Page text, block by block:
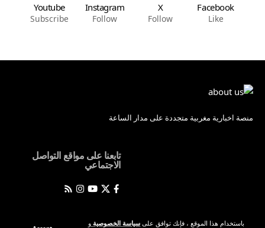
باستخدام هذا الموقع ، فإنك توافق على سياسة الخصوصية و
Facebook
Like
X
Follow
Instagram
Follow
Youtube
Subscribe
منصة اخبارية مغربية متجددة على مدار الساعة
تابعنا على مواقع التواصل
الاجتماعي